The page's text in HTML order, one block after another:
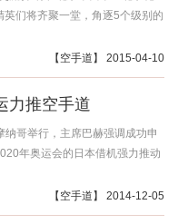
们将齐聚一堂，角逐5个级别的
【 空手道 】 2015-04-10
力推空手道
哥举行，主席巴赫强调成功申
年奥运会的日本借机强力推动
【 空手道 】 2014-12-05